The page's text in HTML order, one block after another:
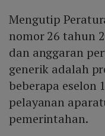
Mengutip
nomor 26 tahun
dan anggaran
generik adalah
beberapa eselon
pelayanan
pemerintahan.